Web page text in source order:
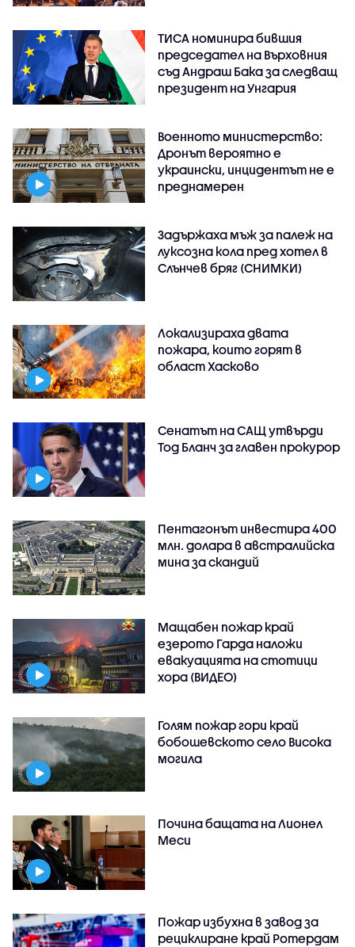
ТИСА номинира бившия
председател на Върховния
съд Андраш Бака за следващ
президент на Унгария
Военното министерство:
Дронът вероятно е
украински, инцидентът не е
преднамерен
Задържаха мъж за палеж на
луксозна кола пред хотел в
Слънчев бряг (СНИМКИ)
Локализираха двата
пожара, които горят в
област Хасково
Сенатът на САЩ утвърди
Тод Бланч за главен прокурор
Пентагонът инвестира 400
млн. долара в австралийска
мина за скандий
Мащабен пожар край
езерото Гарда наложи
евакуацията на стотици
хора (ВИДЕО)
Голям пожар гори край
бобошевското село Висока
могила
Почина бащата на Лионел
Меси
Пожар избухна в завод за
рециклиране край Ротердам